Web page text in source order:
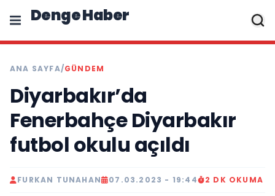
Denge Haber
ANA SAYFA/GÜNDEM
Diyarbakır’da
Fenerbahçe Diyarbakır
futbol okulu açıldı
FURKAN TUNAHAN 07.03.2023 - 19:44 2 DK OKUMA